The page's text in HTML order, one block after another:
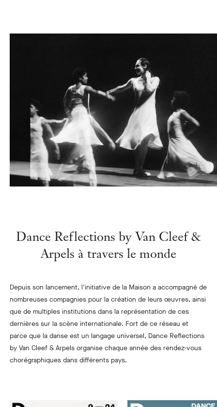
Dance Reflections by Van Cleef &
Arpels à travers le monde
Depuis son lancement, l'initiative de la Maison a accompagné de
nombreuses compagnies pour la création de leurs œuvres, ainsi
que de multiples institutions dans la représentation de ces
dernières sur la scène internationale. Fort de ce réseau et
parce que la danse est un langage universel, Dance Reflections
by Van Cleef & Arpels organise chaque année des rendez-vous
chorégraphiques dans différents pays.